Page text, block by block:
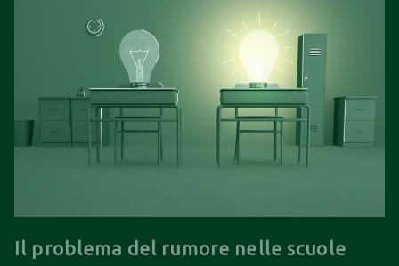
Il problema del rumore nelle scuole